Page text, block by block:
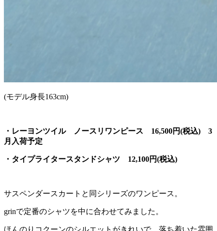
(モデル身長163cm)
・レーヨンツイル ノースリワンピース 16,500円(税込) 3
月入荷予定
・タイプライタースタンドシャツ 12,100円(税込)
サスペンダースカートと同シリーズのワンピース。
grinで定番のシャツを中に合わせてみました。
ほんのりコクーンのシルエットがきれいで、落ち着いた雰囲